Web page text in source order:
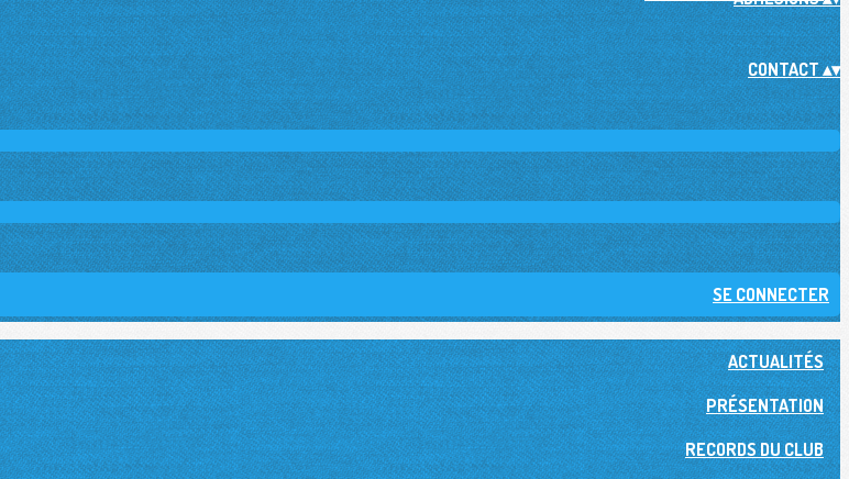
CONTACT▴▾
SE CONNECTER
ACTUALITÉS
PRÉSENTATION
RECORDS DU CLUB